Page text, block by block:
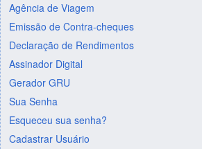
Agência de Viagem
Emissão de Contra-cheques
Declaração de Rendimentos
Assinador Digital
Gerador GRU
Sua Senha
Esqueceu sua senha?
Cadastrar Usuário